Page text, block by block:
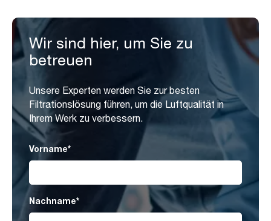
Wir sind hier, um Sie zu
betreuen
Unsere Experten werden Sie zur besten
Filtrationslösung führen, um die Luftqualität in
Ihrem Werk zu verbessern.
Vorname*
Nachname*